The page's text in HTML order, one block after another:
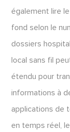
également lire
fond selon le
dossiers
local sans fil
étendu pour
informations à
applications de
en temps réel,